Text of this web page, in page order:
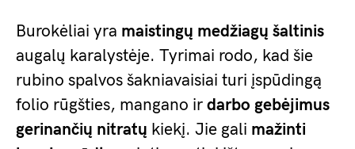
Burokėliai yra maistingų medžiagų šaltinis
augalų karalystėje. Tyrimai rodo, kad šie
rubino spalvos šakniavaisiai turi įspūdingą
folio rūgšties, mangano ir darbo gebėjimus
gerinančių nitratų kiekį. Jie gali mažinti